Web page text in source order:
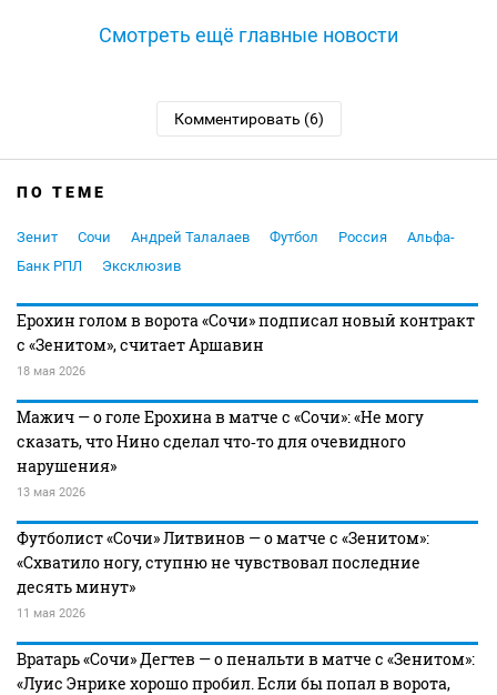
Смотреть ещё главные новости
Комментировать (6)
ПО ТЕМЕ
Зенит Сочи Андрей Талалаев Футбол Россия
Альфа-
Банк РПЛ
Эксклюзив
Ерохин голом в ворота «Сочи» подписал новый контракт
с «Зенитом», считает Аршавин
18 мая 2026
Мажич — о голе Ерохина в матче с «Сочи»: «Не могу
сказать, что Нино сделал что‑то для очевидного
нарушения»
13 мая 2026
Футболист «Сочи» Литвинов — о матче с «Зенитом»:
«Схватило ногу, ступню не чувствовал последние
десять минут»
11 мая 2026
Вратарь «Сочи» Дегтев — о пенальти в матче с «Зенитом»:
«Луис Энрике хорошо пробил. Если бы попал в ворота,